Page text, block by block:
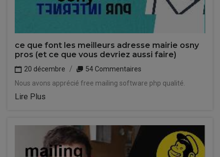
ce que font les meilleurs adresse mairie osny
pros (et ce que vous devriez aussi faire)
20 décembre
54 Commentaires
Nous avons apprécié free mailing software php qualité.
Lire Plus